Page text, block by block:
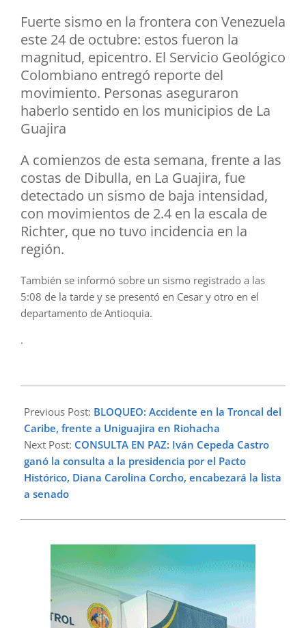
Fuerte sismo en la frontera con Venezuela
este 24 de octubre: estos fueron la
magnitud, epicentro. El Servicio Geológico
Colombiano entregó reporte del
movimiento. Personas aseguraron
haberlo sentido en los municipios de La
Guajira
A comienzos de esta semana, frente a las
costas de Dibulla, en La Guajira, fue
detectado un sismo de baja intensidad,
con movimientos de 2.4 en la escala de
Richter, que no tuvo incidencia en la
región.
También se informó sobre un sismo registrado a las
5:08 de la tarde y se presentó en Cesar y otro en el
departamento de Antioquia.
.
10-
25
Previous Post: BLOQUEO: Accidente en la Troncal del
Caribe, frente a Uniguajira en Riohacha
Next Post: CONSULTA EN PAZ: Iván Cepeda Castro
ganó la consulta a la presidencia por el Pacto
Histórico, Diana Carolina Corcho, encabezará la lista
a senado